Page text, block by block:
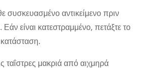
συσκευασμένο αντικείμενο πριν
είναι κατεστραμμένο, πετάξτε το
ταΐστρες μακριά από αιχμηρά